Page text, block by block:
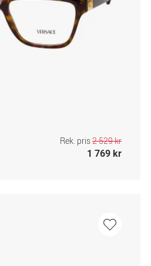
Rek. pris2 529 kr
1 769 kr